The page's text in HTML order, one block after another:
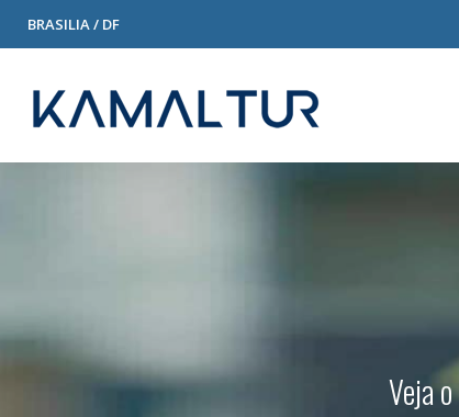
BRASILIA / DF
Veja